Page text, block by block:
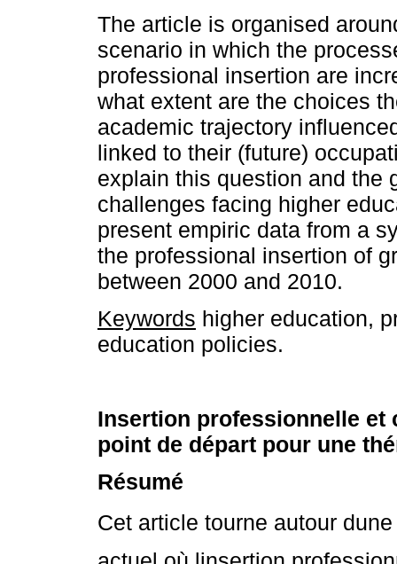
The article is organised
scenario in which the
professional insertion are
what extent are the choices
academic trajectory
linked to their (future)
explain this question and the
challenges facing higher
present empiric data from a
the professional insertion of
between 2000 and 2010.
Keywords higher education,
education policies.
Insertion professionnelle et
point de départ pour une
Résumé
Cet article tourne autour